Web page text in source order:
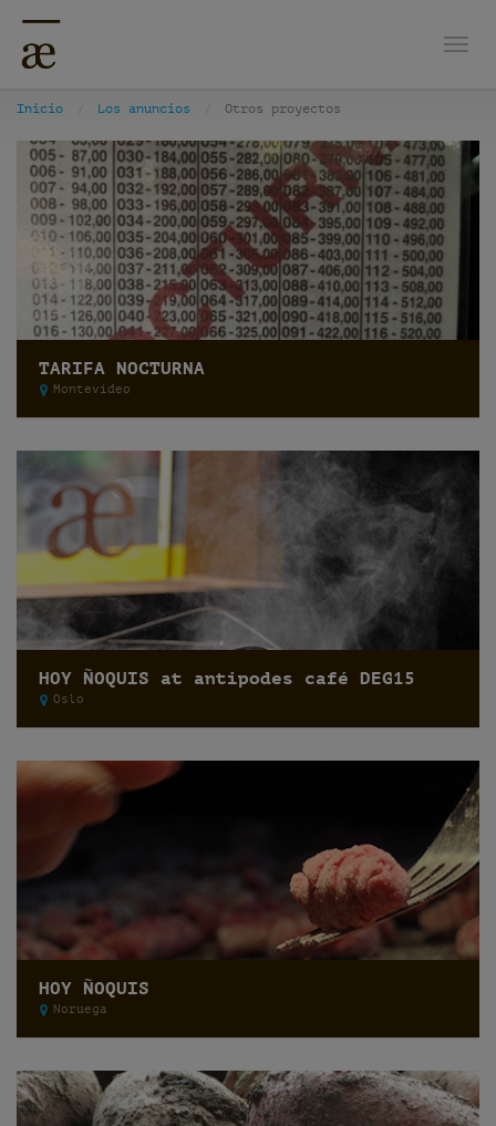
Inicio Los anuncios Otros proyectos
TARIFA NOCTURNA
Montevideo
HOY ÑOQUIS at antipodes café DEG15
Oslo
HOY ÑOQUIS
Noruega